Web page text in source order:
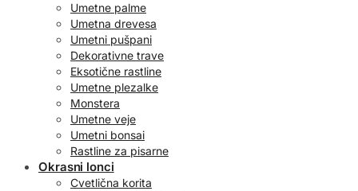
Umetne palme
Umetna drevesa
Umetni pušpani
Dekorativne trave
Eksotične rastline
Umetne plezalke
Monstera
Umetne veje
Umetni bonsai
Rastline za pisarne
Okrasni lonci
Cvetlična korita